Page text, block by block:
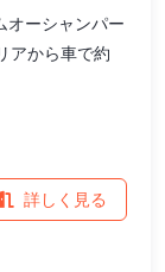
オーシャンパー
アから車で約
詳しく見る